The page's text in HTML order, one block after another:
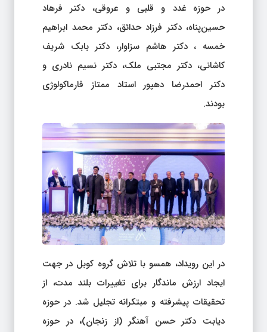
در حوزه غدد و قلبی و عروقی، دکتر فرهاد
حسین‌پناه،دکتر فرزاد حدائق، دکتر محمد ابراهیم
خمسه ، دکتر هاشم سزاوار، دکتر بابک شریف
کاشانی، دکتر مجتبی ملک، دکتر نسیم نادری و
دکتر احمدرضا دهپور استاد ممتاز فارماکولوژی
بودند.
در این رویداد، همسو با تلاش گروه کوبل در جهت
ایجاد ارزش ماندگار برای تغییرات بلند مدت، از
تحقیقات پیشرفته و مبتکرانه تجلیل شد. در حوزه
دیابت دکتر حسن آهنگر (از زنجان)، در حوزه